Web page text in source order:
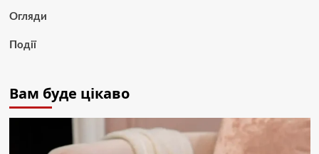
Огляди
Події
Вам буде цікаво